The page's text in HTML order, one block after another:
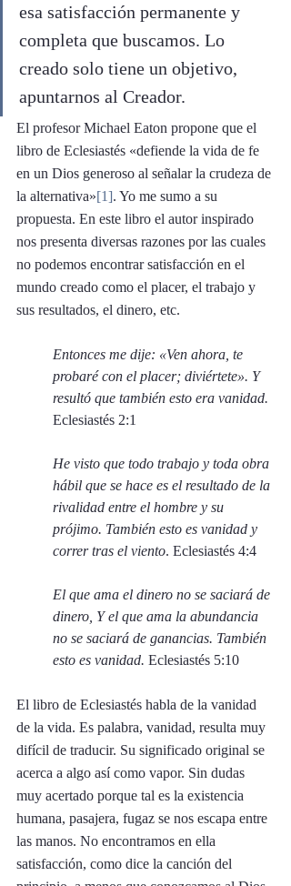
esa satisfacción permanente y
completa que buscamos. Lo
creado solo tiene un objetivo,
apuntarnos al Creador.
El profesor Michael Eaton propone que el
libro de Eclesiastés «defiende la vida de fe
en un Dios generoso al señalar la crudeza de
la alternativa»[1]. Yo me sumo a su
propuesta. En este libro el autor inspirado
nos presenta diversas razones por las cuales
no podemos encontrar satisfacción en el
mundo creado como el placer, el trabajo y
sus resultados, el dinero, etc.
Entonces me dije: «Ven ahora, te
probaré con el placer; diviértete». Y
resultó que también esto era vanidad.
Eclesiastés 2:1
He visto que todo trabajo y toda obra
hábil que se hace es el resultado de la
rivalidad entre el hombre y su
prójimo. También esto es vanidad y
correr tras el viento. Eclesiastés 4:4
El que ama el dinero no se saciará de
dinero, Y el que ama la abundancia
no se saciará de ganancias. También
esto es vanidad. Eclesiastés 5:10
El libro de Eclesiastés habla de la vanidad
de la vida. Es palabra, vanidad, resulta muy
difícil de traducir. Su significado original se
acerca a algo así como vapor. Sin dudas
muy acertado porque tal es la existencia
humana, pasajera, fugaz se nos escapa entre
las manos. No encontramos en ella
satisfacción, como dice la canción del